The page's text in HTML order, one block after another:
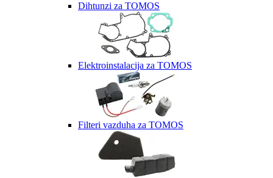
Dihtunzi za TOMOS
Elektroinstalacija za TOMOS
Filteri vazduha za TOMOS